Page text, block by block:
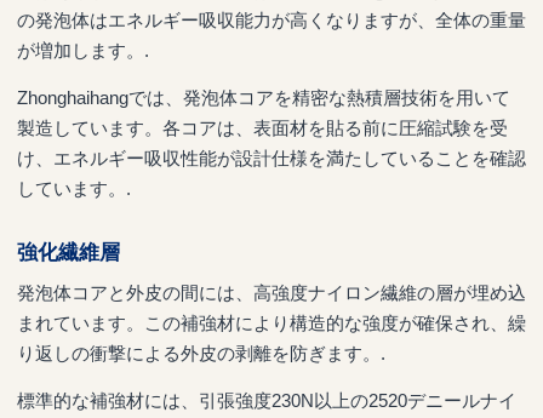
の発泡体はエネルギー吸収能力が高くなりますが、全体の重量
が増加します。.
Zhonghaihangでは、発泡体コアを精密な熱積層技術を用いて
製造しています。各コアは、表面材を貼る前に圧縮試験を受
け、エネルギー吸収性能が設計仕様を満たしていることを確認
しています。.
強化繊維層
発泡体コアと外皮の間には、高強度ナイロン繊維の層が埋め込
まれています。この補強材により構造的な強度が確保され、繰
り返しの衝撃による外皮の剥離を防ぎます。.
標準的な補強材には、引張強度230N以上の2520デニールナイ